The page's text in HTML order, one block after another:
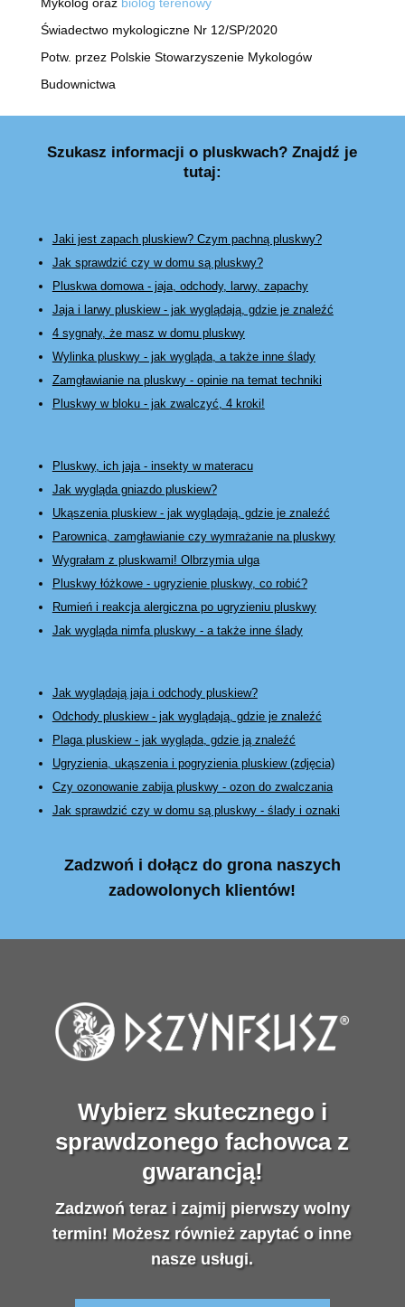
Świadectwo mykologiczne Nr 12/SP/2020
Potw. przez Polskie Stowarzyszenie Mykologów
Budownictwa
Szukasz informacji o pluskwach? Znajdź je
tutaj:
Jaki jest zapach pluskiew? Czym pachną pluskwy?
Jak sprawdzić czy w domu są pluskwy?
Pluskwa domowa - jaja, odchody, larwy, zapachy
Jaja i larwy pluskiew - jak wyglądają, gdzie je znaleźć
4 sygnały, że masz w domu pluskwy
Wylinka pluskwy - jak wygląda, a także inne ślady
Zamgławianie na pluskwy- opinie na temat techniki
Pluskwy w bloku - jak zwalczyć, 4 kroki!
Pluskwy, ich jaja - insekty w materacu
Jak wygląda gniazdo pluskiew?
Ukąszenia pluskiew - jak wyglądają, gdzie je znaleźć
Parownica, zamgławianie czy wymrażanie na pluskwy
Wygrałam z pluskwami! Olbrzymia ulga
Pluskwy łóżkowe- ugryzienie pluskwy, co robić?
Rumień i reakcja alergiczna po ugryzieniu pluskwy
Jak wygląda nimfa pluskwy - a także inne ślady
Jak wyglądają jaja i odchody pluskiew?
Odchody pluskiew - jak wyglądają, gdzie je znaleźć
Plaga pluskiew - jak wygląda, gdzie ją znaleźć
Ugryzienia, ukąszenia i pogryzienia pluskiew (zdjęcia)
Czy ozonowanie zabija pluskwy - ozon do zwalczania
Jak sprawdzić czy w domu są pluskwy - ślady i oznaki
Zadzwoń i dołącz do grona naszych
zadowolonych klientów!
Wybierz skutecznego i
sprawdzonego fachowca z
gwarancją!
Zadzwoń teraz i zajmij pierwszy wolny
termin! Możesz również zapytać o inne
nasze usługi.